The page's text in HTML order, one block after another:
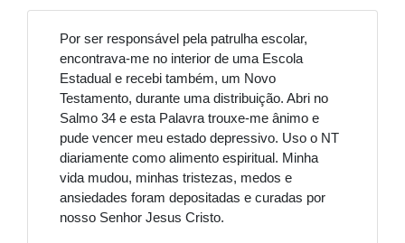
Por ser responsável pela patrulha escolar,
encontrava-me no interior de uma Escola
Estadual e recebi também, um Novo
Testamento, durante uma distribuição. Abri no
Salmo 34 e esta Palavra trouxe-me ânimo e
pude vencer meu estado depressivo. Uso o NT
diariamente como alimento espiritual. Minha
vida mudou, minhas tristezas, medos e
ansiedades foram depositadas e curadas por
nosso Senhor Jesus Cristo.